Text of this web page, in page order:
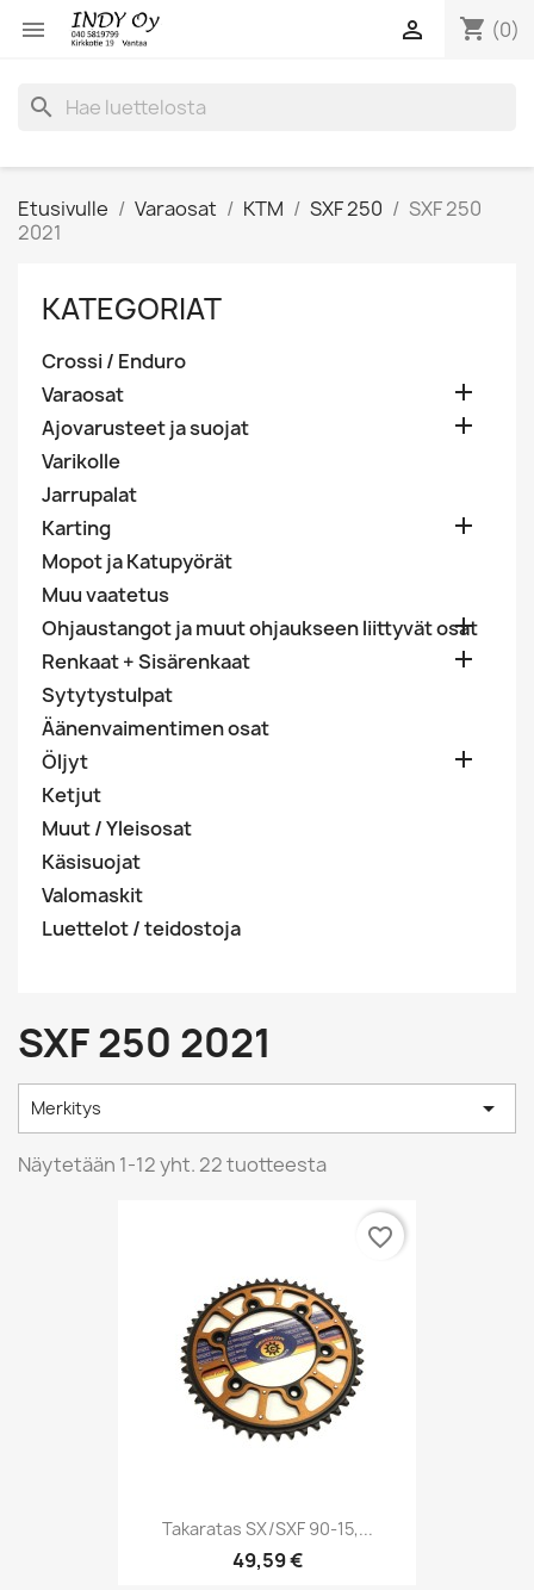
 shopping_cart (0)

search
Etusivulle Varaosat KTM SXF 250
SXF 250
2021
KATEGORIAT
Crossi / Enduro
Varaosat

Ajovarusteet ja suojat 
Varikolle
Jarrupalat
Karting

Mopot ja Katupyörät
Muu vaatetus
Ohjaustangot ja muut ohjaukseen liittyvät osat

Renkaat + Sisärenkaat 
Sytytystulpat
Äänenvaimentimen osat
Öljyt

Ketjut
Muut / Yleisosat
Käsisuojat
Valomaskit
Luettelot / teidostoja
SXF 250 2021
Merkitys 
Näytetään 1-12 yht. 22 tuotteesta
Takaratas SX/SXF 90-15,...
49,59 €
favorite_border